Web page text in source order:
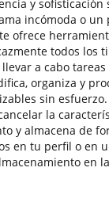
y sofisticación
incómoda o un
ofrece
todos los
a cabo
organiza y
sin
la
y almacena de
en tu perfil o en
en